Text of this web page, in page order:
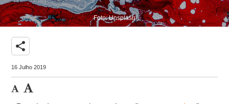
Foto: Unsplash
share
16 Julho 2019